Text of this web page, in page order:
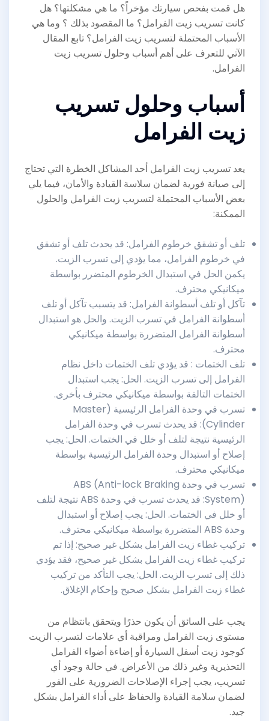
هل قمت بفحص سيارتك مؤخراً؟ ما هي مشكلتها؟ هل
كانت تسريب زيت الفرامل؟ ما المقصود بذلك ؟ وما هي
الأسباب المحتملة لتسريب زيت الفرامل؟ تابع المقال
الآتي للتعرف على أهم أسباب وحلول تسريب زيت
الفرامل.
أسباب وحلول تسريب
زيت الفرامل
يعد تسريب زيت الفرامل أحد المشاكل الخطرة التي تحتاج
إلى صيانة فورية لضمان سلاسة القيادة والأمان، فيما يلي
بعض الأسباب المحتملة لتسريب زيت الفرامل والحلول
الممكنة:
تلف أو تشقق خرطوم الفرامل: قد يحدث تلف أو تشقق
في خرطوم الفرامل، مما يؤدي إلى تسرب الزيت.
يكمن الحل في استبدال الخرطوم المتضرر بواسطة
ميكانيكي محترف.
تآكل أو تلف أسطوانة الفرامل: قد يتسبب تآكل أو تلف
أسطوانة الفرامل في تسرب الزيت. والحل هو استبدال
أسطوانة الفرامل المتضررة بواسطة ميكانيكي
محترف.
تلف الختمات : قد يؤدي تلف الختمات داخل نظام
الفرامل إلى تسرب الزيت. الحل: يجب استبدال
الختمات التالفة بواسطة ميكانيكي محترف بأخرى.
تسرب في وحدة الفرامل الرئيسية (Master
Cylinder): قد يحدث تسرب في وحدة الفرامل
الرئيسية نتيجة لتلف أو خلل في الختمات. الحل: يجب
إصلاح أو استبدال وحدة الفرامل الرئيسية بواسطة
ميكانيكي محترف.
تسرب في وحدة ABS (Anti-lock Braking
System): قد يحدث تسرب في وحدة ABS نتيجة لتلف
أو خلل في الختمات. الحل: يجب إصلاح أو استبدال
وحدة ABS المتضررة بواسطة ميكانيكي محترف.
تركيب غطاء زيت الفرامل بشكل غير صحيح: إذا تم
تركيب غطاء زيت الفرامل بشكل غير صحيح، فقد يؤدي
ذلك إلى تسرب الزيت. الحل: يجب التأكد من تركيب
غطاء زيت الفرامل بشكل صحيح وإحكام الإغلاق.
يجب على السائق أن يكون حذرًا ويتحقق بانتظام من
مستوى زيت الفرامل ومراقبة أي علامات لتسرب الزيت
كوجود زيت أسفل السيارة أو إضاءة أضواء الفرامل
التحذيرية وغير ذلك من الأعراض. في حالة وجود أي
تسريب، يجب إجراء الإصلاحات الضرورية على الفور
لضمان سلامة القيادة والحفاظ على أداء الفرامل بشكل
جيد.